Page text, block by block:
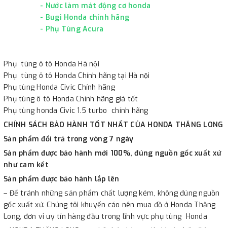
- Nước làm mát động cơ honda
- Bugi Honda chính hãng
- Phụ Tùng Acura
Phụ tùng ô tô Honda Hà nội
Phụ tùng ô tô Honda Chính hãng tại Hà nội
Phụ tùng Honda Civic Chính hãng
Phụ tùng ô tô Honda Chính hãng giá tốt
Phụ tùng honda Civic 1.5 turbo chính hãng
CHÍNH SÁCH BẢO HÀNH TỐT NHẤT CỦA HONDA THĂNG LONG
Sản phẩm đổi trả trong vòng 7 ngày
Sản phẩm được bảo hành mới 100%, đúng nguồn gốc xuất xứ
như cam kết
Sản phẩm được bảo hành lắp lên
– Để tránh những sản phẩm chất lượng kém, không đúng nguồn
gốc xuất xứ. Chúng tôi khuyến cáo nên mua đồ ở Honda Thăng
Long, đơn vi uy tín hàng đầu trong lĩnh vực phụ tùng Honda